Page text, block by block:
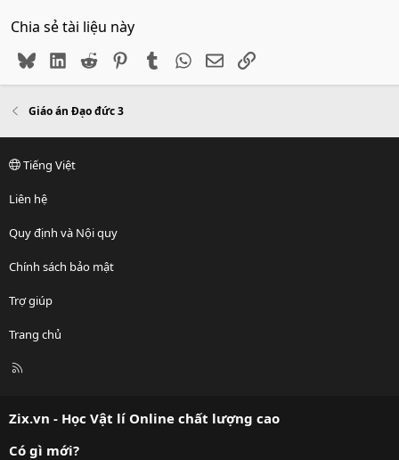
Chia sẻ tài liệu này
BlueskyLinkedIn
Reddit PinterestTumblr WhatsApp
EmailLink
Giáo án Đạo đức 3
Tiếng Việt
Liên hệ
Quy định và Nội quy
Chính sách bảo mật
Trợ giúp
Trang chủ
R
Zix.vn - Học Vật lí Online chất lượng cao
Có gì mới?